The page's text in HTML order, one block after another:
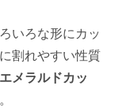
いろな形にカッ
割れやすい性質
エメラルドカッ